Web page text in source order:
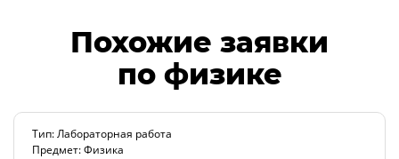
Похожие заявки
по физике
Тип: Лабораторная работа
Предмет: Физика